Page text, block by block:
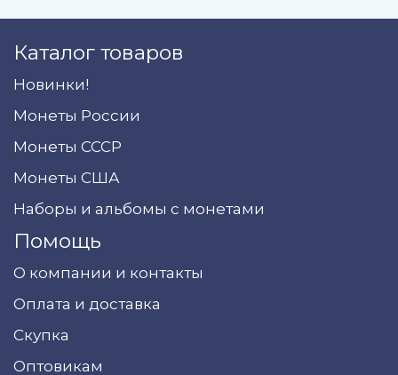
Каталог товаров
Новинки!
Монеты России
Монеты СССР
Монеты США
Наборы и альбомы с монетами
Помощь
О компании и контакты
Оплата и доставка
Скупка
Оптовикам